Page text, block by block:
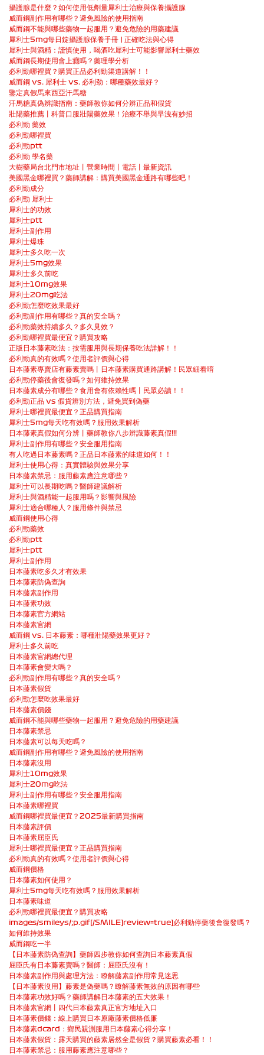
攝護腺是什麼？如何使用低劑量犀利士治療與保養攝護腺
威而鋼副作用有哪些？避免風險的使用指南
威而鋼不能與哪些藥物一起服用？避免危險的用藥建議
犀利士5mg每日錠攝護腺保養手冊 | 正確吃法與心得
犀利士與酒精：謹慎使用，喝酒吃犀利士可能影響犀利士藥效
威而鋼長期使用會上癮嗎？藥理學分析
必利勁哪裡買？購買正品必利勁渠道講解！！
威而鋼 vs. 犀利士 vs. 必利劲：哪種藥效最好？
鑒定真假馬來西亞汗馬糖
汗馬糖真偽辨識指南：藥師教你如何分辨正品和假貨
壯陽藥推薦丨科普口服壯陽藥效果！治療不舉與早洩有妙招
必利勁 藥效
必利勁哪裡買
必利勁ptt
必利勁 學名藥
大樹藥局台北門市地址丨營業時間丨電話丨最新資訊
美國黑金哪裡買？藥師講解：購買美國黑金通路有哪些吧！
必利勁成分
必利勁 犀利士
犀利士的功效
犀利士ptt
犀利士副作用
犀利士爆珠
犀利士多久吃一次
犀利士5mg效果
犀利士多久前吃
犀利士10mg效果
犀利士20mg吃法
必利勁怎麼吃效果最好
必利勁副作用有哪些？真的安全嗎？
必利勁藥效持續多久？多久見效？
必利勁哪裡買最便宜？購買攻略
正版日本藤素吃法：按需服用與長期保養吃法詳解！！
必利勁真的有效嗎？使用者評價與心得
日本藤素專賣店有藤素賣嗎丨日本藤素購買通路講解！民眾細看唷
必利勁停藥後會復發嗎？如何維持效果
日本藤素成分有哪些？食用會有依賴性嗎丨民眾必讀！！
必利勁正品 vs 假貨辨別方法，避免買到偽藥
犀利士哪裡買最便宜？正品購買指南
犀利士5mg每天吃有效嗎？服用效果解析
日本藤素真假如何分辨丨藥師教你八步辨識藤素真假!!!
犀利士副作用有哪些？安全服用指南
有人吃過日本藤素嗎？正品日本藤素的味道如何！！
犀利士使用心得：真實體驗與效果分享
日本藤素禁忌：服用藤素應注意哪些？
犀利士可以長期吃嗎？醫師建議解析
犀利士與酒精能一起服用嗎？影響與風險
犀利士適合哪種人？服用條件與禁忌
威而鋼使用心得
必利勁藥效
必利勁ptt
犀利士ptt
犀利士副作用
日本藤素吃多久才有效果
日本藤素防偽查詢
日本藤素副作用
日本藤素功效
日本藤素官方網站
日本藤素官網
威而鋼 vs. 日本藤素：哪種壯陽藥效果更好？
犀利士多久前吃
日本藤素官網總代理
日本藤素會變大嗎？
必利勁副作用有哪些？真的安全嗎？
日本藤素假貨
必利勁怎麼吃效果最好
日本藤素價錢
威而鋼不能與哪些藥物一起服用？避免危險的用藥建議
日本藤素禁忌
日本藤素可以每天吃嗎？
威而鋼副作用有哪些？避免風險的使用指南
日本藤素沒用
犀利士10mg效果
犀利士20mg吃法
犀利士副作用有哪些？安全服用指南
日本藤素哪裡買
威而鋼哪裡買最便宜？2025最新購買指南
日本藤素評價
日本藤素屈臣氏
犀利士哪裡買最便宜？正品購買指南
必利勁真的有效嗎？使用者評價與心得
威而鋼價格
日本藤素如何使用？
犀利士5mg每天吃有效嗎？服用效果解析
日本藤素味道
必利勁哪裡買最便宜？購買攻略
images/smileys/;p.gif[/SMILE]review=true]必利勁停藥後會復發嗎？
如何維持效果
威而鋼吃一半
【日本藤素防偽查詢】藥師四步教你如何查詢日本藤素真假
屈臣氏有日本藤素賣嗎？醫師：屈臣氏沒有！
日本藤素副作用與處理方法：瞭解藤素副作用常見迷思
【日本藤素沒用】藤素是偽藥嗎？瞭解藤素無效的原因有哪些
日本藤素功效好嗎？藥師講解日本藤素的五大效果！
日本藤素官網丨四代日本藤素真正官方地址入口
日本藤素價錢：線上購買日本原廠藤素價格低廉
日本藤素dcard：鄉民親測服用日本藤素心得分享！
日本藤素假貨：露天購買的藤素居然全是假貨？購買藤素必看！！
日本藤素禁忌：服用藤素應注意哪些？